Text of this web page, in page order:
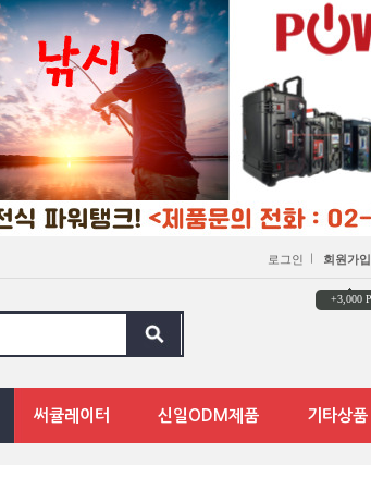
로그인 ㅣ 회원가입
+3,000 P
써큘레이터 신일ODM제품 기타상품